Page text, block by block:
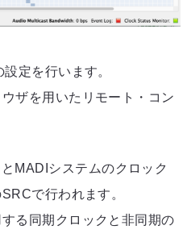
定を行います。
ザを用いたリモート・コン
MADIシステムのクロック
で行われます。
る同期クロックと非同期の